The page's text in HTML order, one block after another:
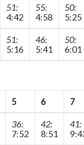
51:
4:42
55:
4:58
50:
5:25
51:
5:16
46:
5:41
50:
6:01
5 6 7
36:
7:52
42:
8:51
41: